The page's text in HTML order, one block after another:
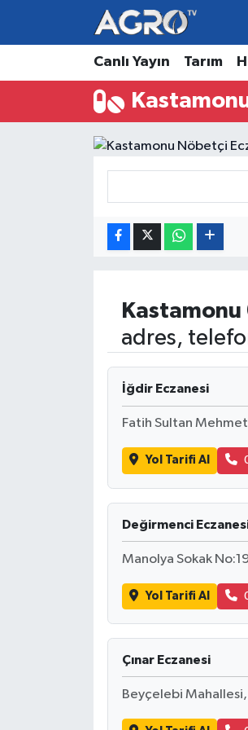
Canlı Yayın Tarım
Kastamonu
adres,
İğdir Eczanesi
Fatih Sultan
Yol Tarifi Al
Değirmenci
Manolya Sokak
Yol Tarifi Al
Çınar Eczanesi
Beyçelebi
Hava Durumu
Trafik Durumu
Süper Lig Puan Durumu ve
Son Dakika Haberleri